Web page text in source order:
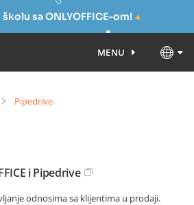
sa ONLYOFFICE-om!
MENU
Pipedrive
i Pipedrive
odnosima sa klijentima u prodaji.